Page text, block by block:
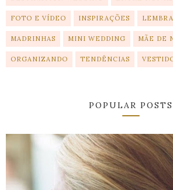
FOTO E VÍDEO INSPIRAÇÕES
MADRINHAS MINI WEDDING MÃE DE
ORGANIZANDO TENDÊNCIAS
POPULAR POSTS